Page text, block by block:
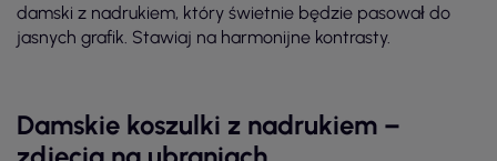
damski z nadrukiem, który świetnie będzie pasował do
jasnych grafik. Stawiaj na harmonijne kontrasty.
Damskie koszulki z nadrukiem –